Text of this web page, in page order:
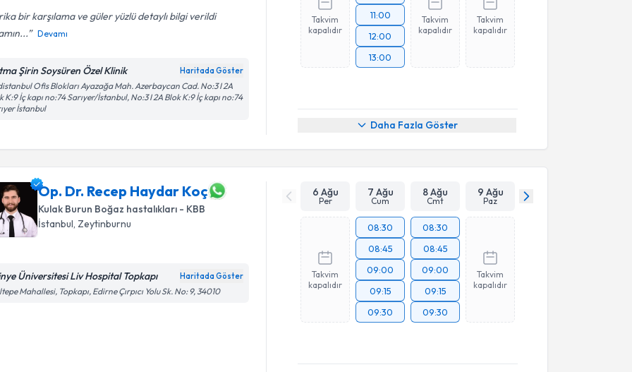
bir karşılama ve güler yüzlü detaylı bilgi verildi
Devamı
Şirin Soysüren Özel Klinik Haritada Göster
Ofis Blokları Ayazağa Mah. Azerbaycan Cad. No:3 I 2A
K:9 İç kapı no:74 Sarıyer/İstanbul, No:3 I 2A Blok K:9 İç kapı no:74
İstanbul
Takvim
kapalıdır
11:00
12:00
13:00
Takvim
kapalıdır
Takvim
kapalıdır
Daha Fazla Göster
Op. Dr. Recep Haydar Koç
Kulak Burun Boğaz hastalıkları - KBB
İstanbul, Zeytinburnu
Üniversitesi Liv Hospital Topkapı Haritada Göster
Mahallesi, Topkapı, Edirne Çırpıcı Yolu Sk. No: 9, 34010
6 Ağu
Per
7 Ağu
Cum
8 Ağu
Cmt
9 Ağu
Paz
Takvim
kapalıdır
08:30
08:45
09:00
09:15
09:30
08:30
08:45
09:00
09:15
09:30
Takvim
kapalıdır